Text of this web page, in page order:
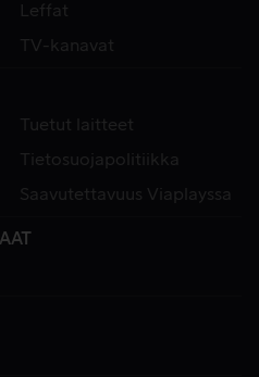
Leffat
TV-kanavat
Tuetut laitteet
Tietosuojapolitiikka
Saavutettavuus Viaplayssa